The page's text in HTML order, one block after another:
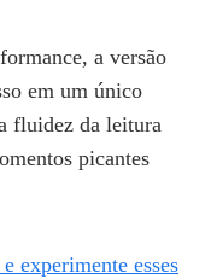
a versão
em um único
fluidez da leitura
picantes
experimente esses